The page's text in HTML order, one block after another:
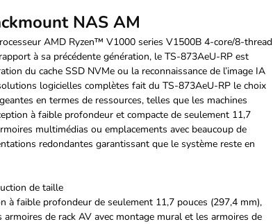
NAS AM
AMD Ryzen™ V1000 series V1500B 4-core/8-thread
à sa précédente génération, le TS-873AeU-RP est
du cache SSD NVMe ou la reconnaissance de l’image IA
logicielles complètes fait du TS-873AeU-RP le choix
en termes de ressources, telles que les machines
à faible profondeur et compacte de seulement 11,7
multimédias ou emplacements avec beaucoup de
redondantes garantissant que le système reste en
de taille
à faible profondeur de seulement 11,7 pouces (297,4 mm),
de rack AV avec montage mural et les armoires de